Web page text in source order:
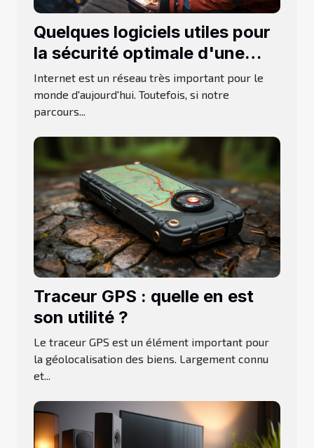
Quelques logiciels utiles pour
la sécurité optimale d'une
navigation
Internet est un réseau très important pour le
monde d'aujourd'hui. Toutefois, si notre
parcours...
Traceur GPS : quelle en est
son utilité ?
Le traceur GPS est un élément important pour
la géolocalisation des biens. Largement connu
et...